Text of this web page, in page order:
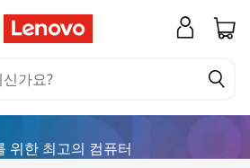
위한 최고의 컴퓨터